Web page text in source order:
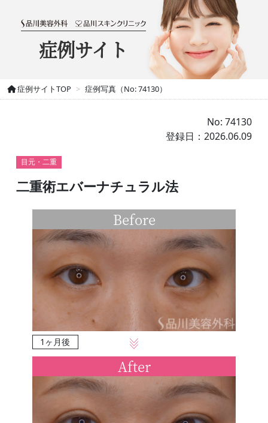
症例サイト
症例サイトTOP 症例写真（No: 74130）
No: 74130
登録日：2026.06.09
目元・二重
二重術エバーナチュラル法
Before
1ヶ月後
After